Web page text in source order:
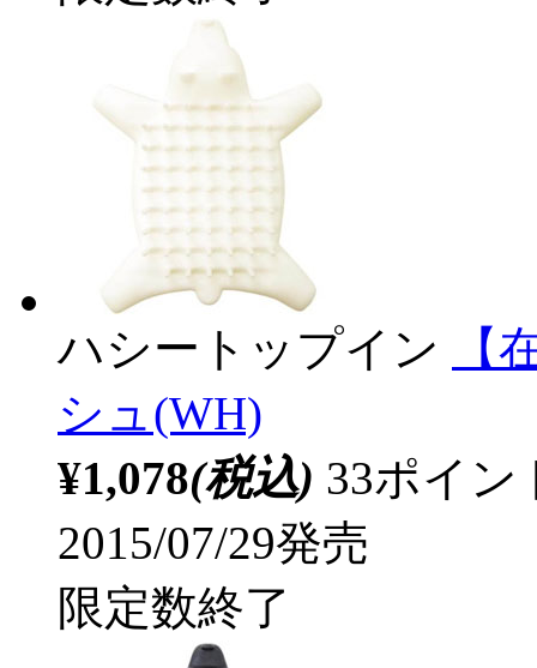
ハシートップイン
【
シュ(WH)
¥1,078(税込) 33ポイ
2015/07/29発売
限定数終了